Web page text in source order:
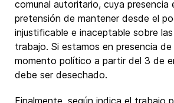
comunal autoritario, cuya presencia
pretensión de mantener desde el
injustificable e inaceptable sobre
trabajo. Si estamos en presencia de
momento político a partir del 3 de
debe ser desechado.
Finalmente, según indica el trabajo